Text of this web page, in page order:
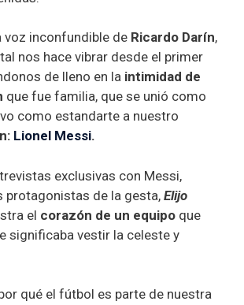
voz inconfundible de Ricardo Darín,
nos hace vibrar desde el primer
de lleno en la intimidad de
que fue familia, que se unió como
como estandarte a nuestro
Lionel Messi.
exclusivas con Messi,
protagonistas de la gesta, Elijo
el corazón de un equipo que
significaba vestir la celeste y
qué el fútbol es parte de nuestra